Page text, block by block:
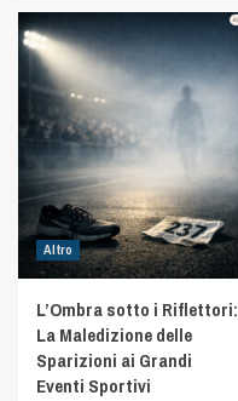
Altro
L’Ombra sotto i Riflettori:
La Maledizione delle
Sparizioni ai Grandi
Eventi Sportivi